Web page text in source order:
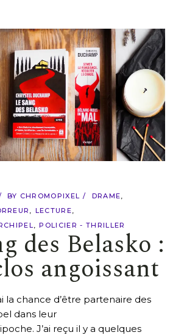
BY CHROMOPIXEL
DRAME
LECTURE
POLICIER - THRILLER
des Belasko :
angoissant
la chance d’être partenaire des
dans leur
J’ai reçu il y a quelques